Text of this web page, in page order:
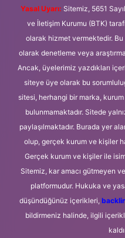
Yasal Uyarı: Sitemiz, 5651
ve İletişim Kurumu (BTK)
olarak hizmet vermektedir.
olarak denetleme veya
Ancak, üyelerimiz yazdıkları
siteye üye olarak bu
sitesi, herhangi bir marka,
bulunmamaktadır. Sitede
paylaşılmaktadır. Burada yer
olup, gerçek kurum ve kişiler
Gerçek kurum ve kişiler ile
Sitemiz, kar amacı gütmeyen
platformudur. Hukuka ve
düşündüğünüz içerikleri,
bildirmeniz halinde, ilgili